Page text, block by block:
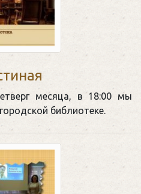
месяца, в 18:00 мы
библиотеке.